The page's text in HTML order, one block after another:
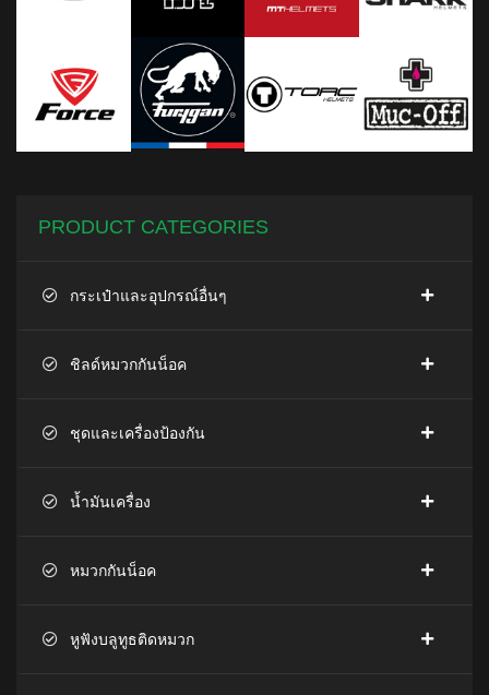
PRODUCT CATEGORIES
กระเป๋าและอุปกรณ์อื่นๆ
ชิลด์หมวกกันน็อค
ชุดและเครื่องป้องกัน
น้ำมันเครื่อง
หมวกกันน็อค
หูฟังบลูทูธติดหมวก